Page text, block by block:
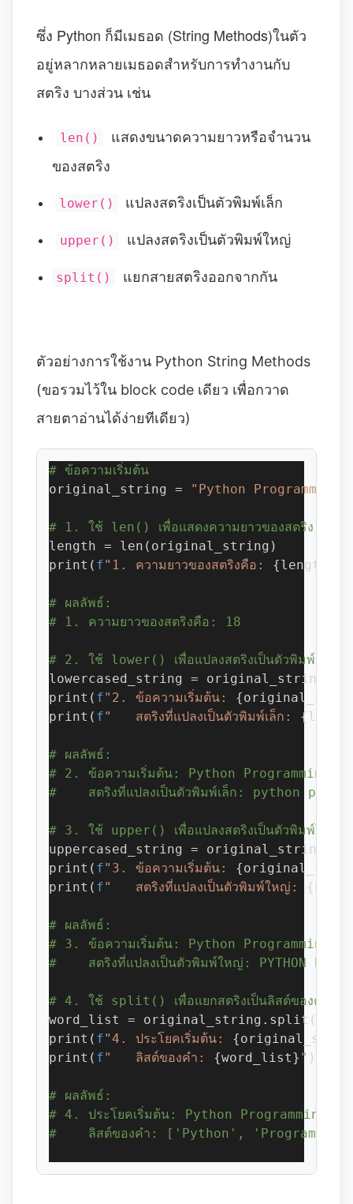
ซึ่ง Python ก็มีเมธอด (String Methods)ในตัว
อยู่หลากหลายเมธอดสำหรับการทำงานกับ
สตริง บางส่วน เช่น
len()
แสดงขนาดความยาวหรือจำนวน
ของสตริง
lower() แปลงสตริงเป็นตัวพิมพ์เล็ก
upper() แปลงสตริงเป็นตัวพิมพ์ใหญ่
split() แยกสายสตริงออกจากกัน
ตัวอย่างการใช้งาน Python String Methods
(ขอรวมไว้ใน block code เดียว เพื่อกวาด
สายตาอ่านได้ง่ายทีเดียว)
# ข้อความเริ่มต้น
original_string =
"Python Programming"
# 1. ใช้ len() เพื่อแสดงความยาวของสตริง
length = len(original_string)
print( f"1. ความยาวของสตริงคือ: {length}
# ผลลัพธ์:
# 1. ความยาวของสตริงคือ: 18
# 2. ใช้ lower() เพื่อแปลงสตริงเป็นตัวพิมพ์เล็ก
lowercased_string =
print( f"2. ข้อความเริ่มต้น:
print( f"   สตริงที่แปลงเป็นตัวพิมพ์เล็ก:
# ผลลัพธ์:
# 2. ข้อความเริ่มต้น: Python Programming
#    สตริงที่แปลงเป็นตัวพิมพ์เล็ก: python
# 3. ใช้ upper() เพื่อแปลงสตริงเป็นตัวพิมพ์ใหญ่
uppercased_string =
print( f"3. ข้อความเริ่มต้น:
print( f"   สตริงที่แปลงเป็นตัวพิมพ์ใหญ่:
# ผลลัพธ์:
# 3. ข้อความเริ่มต้น: Python Programming
#    สตริงที่แปลงเป็นตัวพิมพ์ใหญ่: PYTHON
# 4. ใช้ split() เพื่อแยกสตริงเป็นลิสต์ของคำ
word_list = original_string.split()
print( f"4. ประโยคเริ่มต้น:
print( f"   ลิสต์ของคำ: {word_list} " )
# ผลลัพธ์:
# 4. ประโยคเริ่มต้น: Python Programming
#    ลิสต์ของคำ: ['Python',